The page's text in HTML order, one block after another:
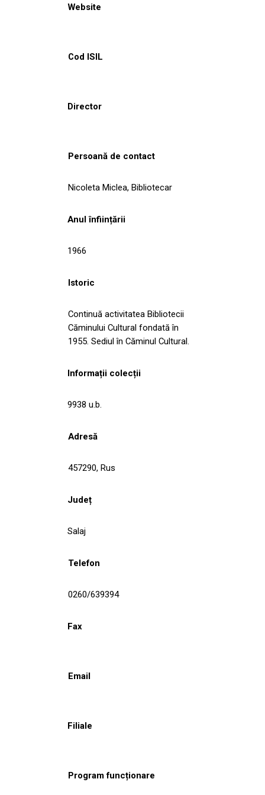
Website
Cod ISIL
Director
Persoană de contact
Nicoleta Miclea, Bibliotecar
Anul înființării
1966
Istoric
Continuă activitatea Bibliotecii
Căminului Cultural fondată în
1955. Sediul în Căminul Cultural.
Informații colecții
9938 u.b.
Adresă
457290, Rus
Județ
Salaj
Telefon
0260/639394
Fax
Email
Filiale
Program funcționare